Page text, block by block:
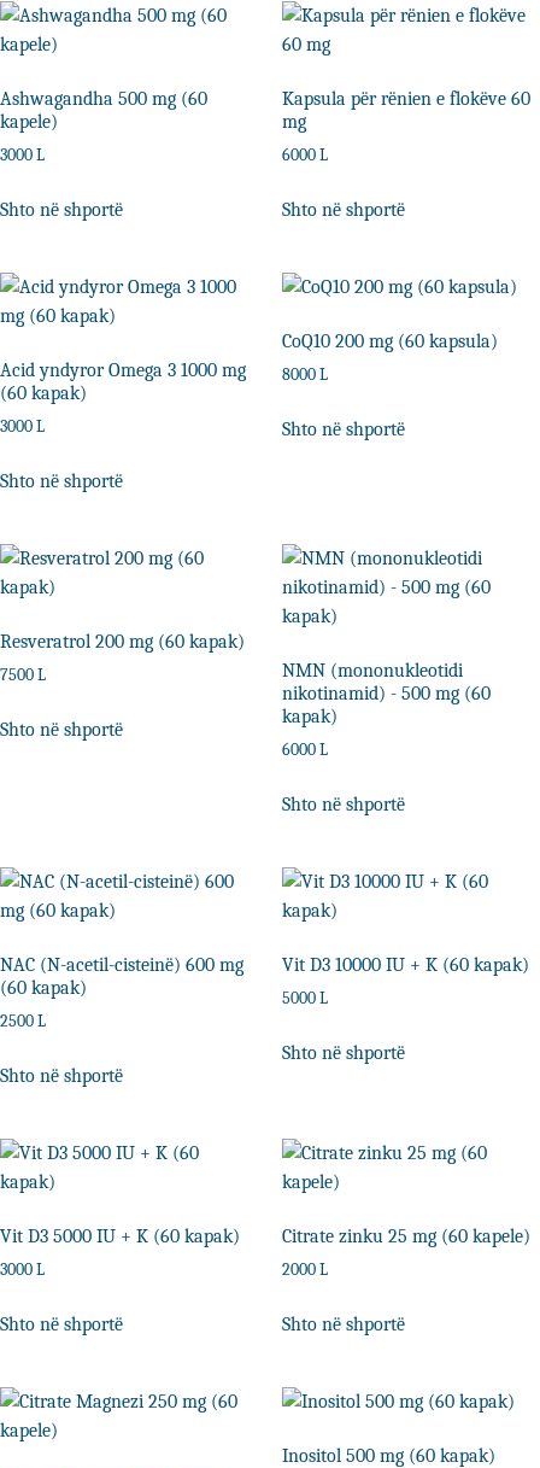
Ashwagandha 500 mg (60
kapele)
3000 L
Shto në shportë
Kapsula për rënien e flokëve 60
mg
6000 L
Shto në shportë
Acid yndyror Omega 3 1000 mg
(60 kapak)
3000 L
Shto në shportë
CoQ10 200 mg (60 kapsula)
8000 L
Shto në shportë
Resveratrol 200 mg (60 kapak)
7500 L
Shto në shportë
NMN (mononukleotidi
nikotinamid) - 500 mg (60
kapak)
6000 L
Shto në shportë
NAC (N-acetil-cisteinë) 600 mg
(60 kapak)
2500 L
Shto në shportë
Vit D3 10000 IU + K (60 kapak)
5000 L
Shto në shportë
Vit D3 5000 IU + K (60 kapak)
3000 L
Shto në shportë
Citrate zinku 25 mg (60 kapele)
2000 L
Shto në shportë
Inositol 500 mg (60 kapak)